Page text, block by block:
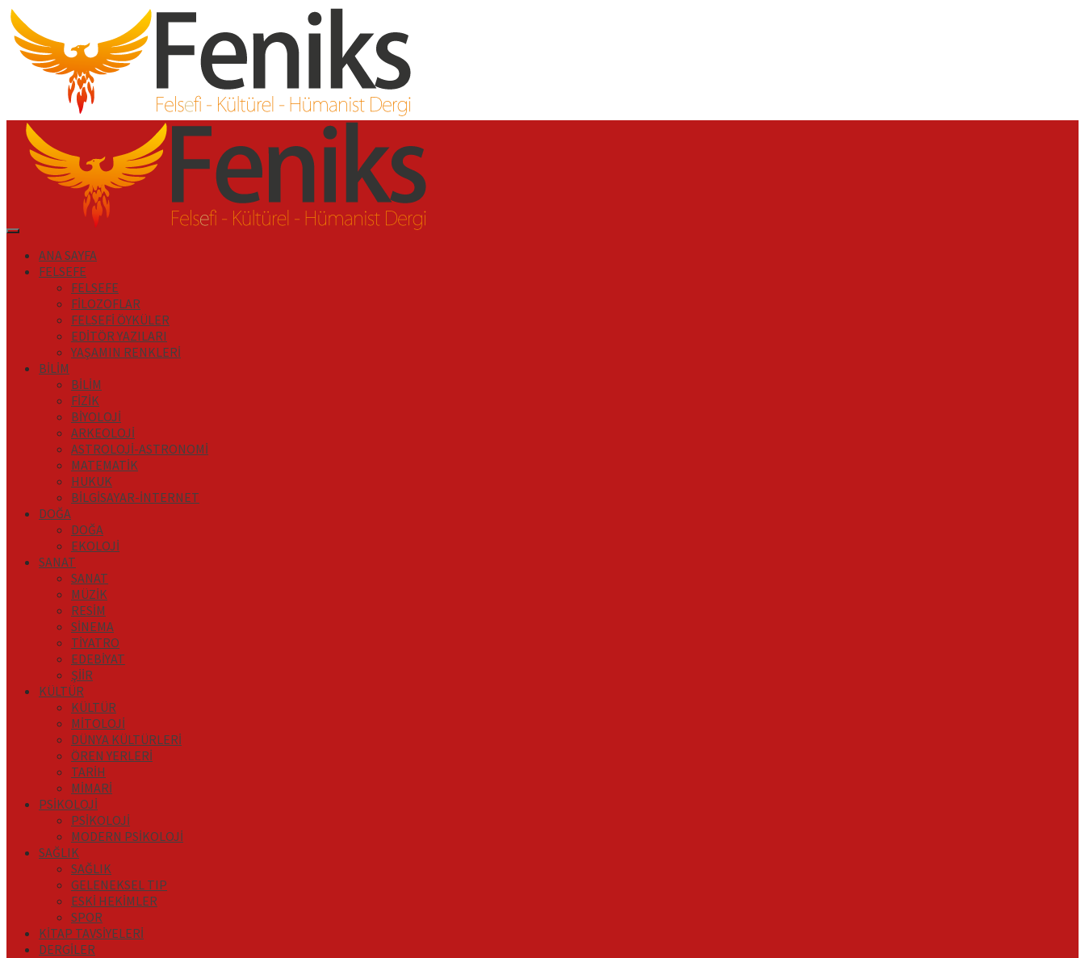
İçeriği
Geç
Primary
ANA SAYFA
FELSEFE
FELSEFE
FİLOZOFLAR
FELSEFİ ÖYKÜLER
EDİTÖR YAZILARI
YAŞAMIN RENKLERİ
BİLİM
BİLİM
FİZİK
BİYOLOJİ
ARKEOLOJİ
ASTROLOJİ-ASTRONOMİ
MATEMATİK
HUKUK
BİLGİSAYAR-İNTERNET
DOĞA
DOĞA
EKOLOJİ
SANAT
SANAT
MÜZİK
RESİM
SİNEMA
TİYATRO
EDEBİYAT
ŞİİR
KÜLTÜR
KÜLTÜR
MİTOLOJİ
DÜNYA KÜLTÜRLERİ
ÖREN YERLERİ
TARİH
MİMARİ
PSİKOLOJİ
PSİKOLOJİ
MODERN PSİKOLOJİ
SAĞLIK
SAĞLIK
GELENEKSEL TIP
ESKİ HEKİMLER
SPOR
KİTAP TAVSİYELERİ
DERGİLER